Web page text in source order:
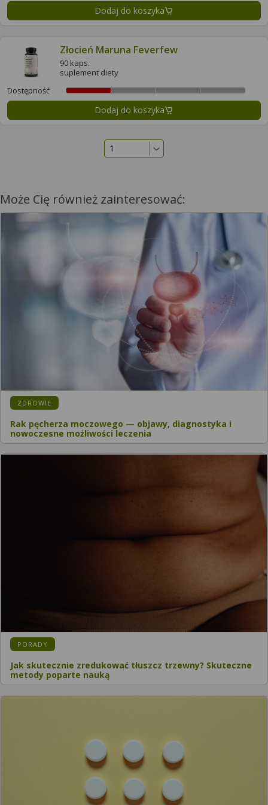
Dodaj do koszyka
Złocień Maruna Feverfew
90 kaps.
suplement diety
Dostępność
Dodaj do koszyka
Może Cię również zainteresować:
ZDROWIE
Rak pęcherza moczowego — objawy, diagnostyka i
nowoczesne możliwości leczenia
PORADY
Jak skutecznie zredukować tłuszcz trzewny? Skuteczne
metody poparte nauką